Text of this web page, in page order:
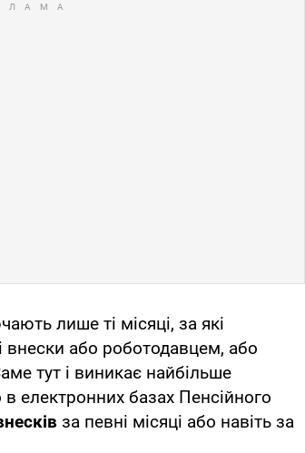
лише ті місяці, за які
внески або роботодавцем, або
тут і виникає найбільше
електронних базах Пенсійного
за певні місяці або навіть за